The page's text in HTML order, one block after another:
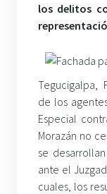
los delitos
Tegucigalpa,
de los
Especial
Morazán no
se
ante el
cuales, los